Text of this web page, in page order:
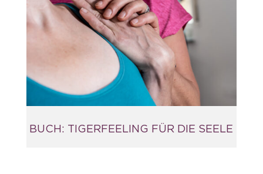
BUCH: TIGERFEELING FÜR DIE SEELE